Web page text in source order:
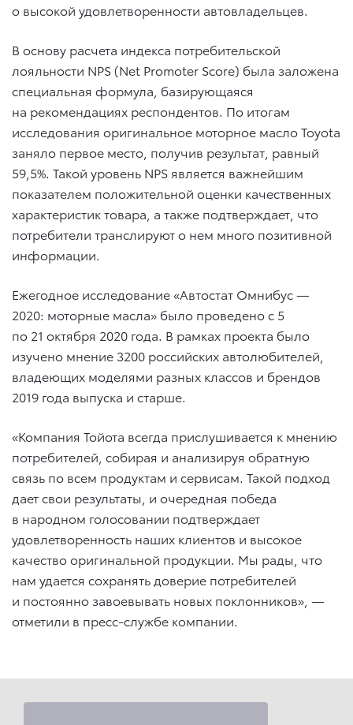
о высокой удовлетворенности автовладельцев.
В основу расчета индекса потребительской
лояльности NPS (Net Promoter Score) была заложена
специальная формула, базирующаяся
на рекомендациях респондентов. По итогам
исследования оригинальное моторное масло Toyota
заняло первое место, получив результат, равный
59,5%. Такой уровень NPS является важнейшим
показателем положительной оценки качественных
характеристик товара, а также подтверждает, что
потребители транслируют о нем много позитивной
информации.
Ежегодное исследование «Автостат Омнибус —
2020: моторные масла» было проведено с 5
по 21 октября 2020 года. В рамках проекта было
изучено мнение 3200 российских автолюбителей,
владеющих моделями разных классов и брендов
2019 года выпуска и старше.
«Компания Тойота всегда прислушивается к мнению
потребителей, собирая и анализируя обратную
связь по всем продуктам и сервисам. Такой подход
дает свои результаты, и очередная победа
в народном голосовании подтверждает
удовлетворенность наших клиентов и высокое
качество оригинальной продукции. Мы рады, что
нам удается сохранять доверие потребителей
и постоянно завоевывать новых поклонников», —
отметили в пресс-службе компании.